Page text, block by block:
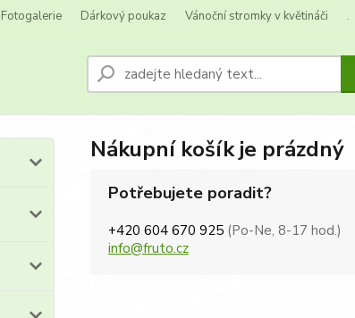
Fotogalerie Dárkový poukaz Vánoční stromky v květináči .
Nákupní košík je prázdný
Potřebujete poradit?
+420 604 670 925 (Po-Ne, 8-17 hod.)
info@fruto.cz